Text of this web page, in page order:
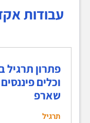
עבודות
פתרון תרגיל
שארפ
תרגיל